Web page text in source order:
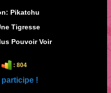
Pikatchu
Tigresse
Pouvoir Voir
: 804
!